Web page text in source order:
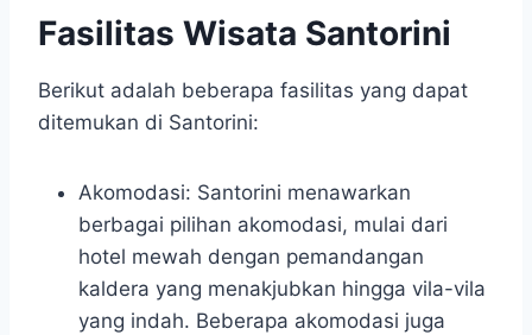
Fasilitas Wisata Santorini
Berikut adalah beberapa fasilitas yang dapat
ditemukan di Santorini:
Akomodasi: Santorini menawarkan
berbagai pilihan akomodasi, mulai dari
hotel mewah dengan pemandangan
kaldera yang menakjubkan hingga vila-vila
yang indah. Beberapa akomodasi juga